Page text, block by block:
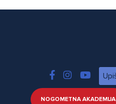
NOGOMETNA AKADEMIJA